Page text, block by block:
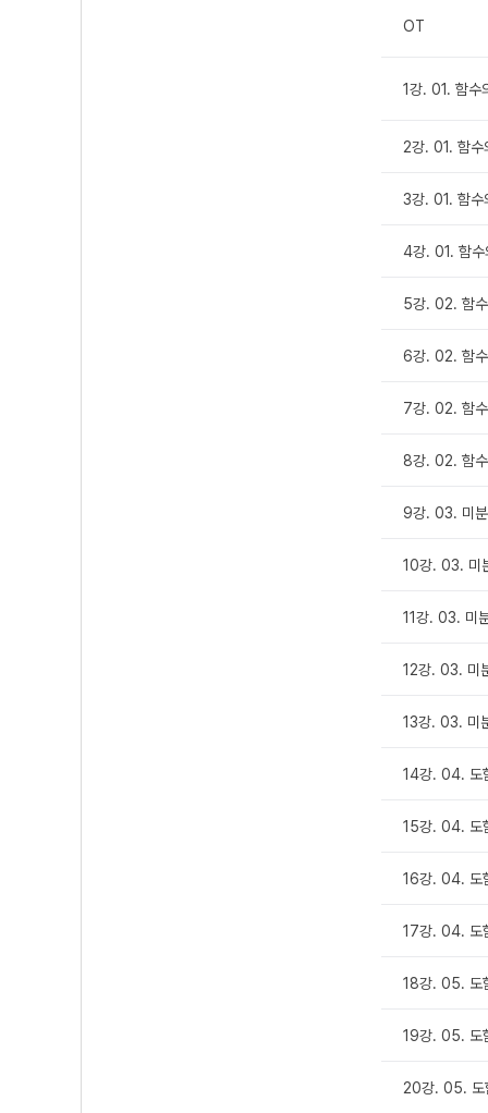
OT
1강. 01. 함수
2강. 01. 함
3강. 01. 함
4강. 01. 함수
5강. 02. 함
6강. 02. 함
7강. 02. 함
8강. 02. 함
9강. 03. 미
10강. 03. 미
11강. 03. 미
12강. 03. 미
13강. 03. 미
14강. 04. 도
15강. 04. 도
16강. 04. 도
17강. 04. 도
18강. 05. 도
19강. 05. 도
20강. 05. 도